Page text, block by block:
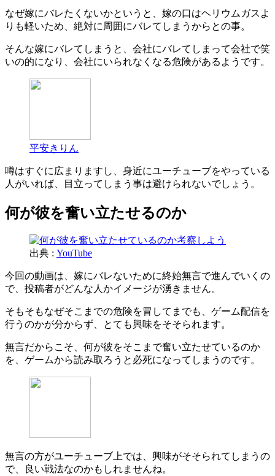
なぜ嫁にバレたくないかというと、嫁の口はヘリウムガスよ
りも軽いため、絶対に周囲にバレてしまうからとの事。
そんな嫁にバレてしまうと、会社にバレてしまって会社で笑
いの的になり、会社にいられなくなる危険があるようです。
平安きりん
噂はすぐに広まりますし、身近にユーチューブをやっている
人がいれば、目立ってしまう事は避けられないでしょう。
何が彼を奮い立たせるのか
出典 : YouTube
今回の動画は、嫁にバレないために終始無言で進んでいくの
で、投稿者がどんな人かイメージが湧きません。
そもそもなぜそこまでの危険を冒してまでも、ゲーム配信を
行うのかが分からず、とても興味をそそられます。
無言だからこそ、何が彼をそこまで奮い立たせているのか
を、ゲームから読み取ろうと必死になってしまうのです。
無言の方がユーチューブ上では、興味がそそられてしまうの
で、良い戦法なのかもしれませんね。